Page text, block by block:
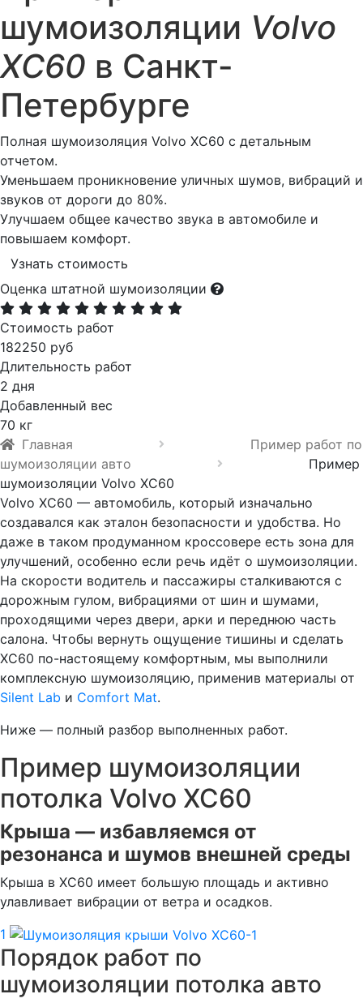
шумоизоляции Volvo
XC60 в Санкт-
Петербурге
Полная шумоизоляция Volvo XC60 с детальным
отчетом.
Уменьшаем проникновение уличных шумов, вибраций и
звуков от дороги до 80%.
Улучшаем общее качество звука в автомобиле и
повышаем комфорт.
Узнать стоимость
Оценка штатной шумоизоляции
Стоимость работ
182250 руб
Длительность работ
2 дня
Добавленный вес
70 кг
Главная
Пример работ по
шумоизоляции авто
Пример
шумоизоляции Volvo XC60
Volvo XC60 — автомобиль, который изначально
создавался как эталон безопасности и удобства. Но
даже в таком продуманном кроссовере есть зона для
улучшений, особенно если речь идёт о шумоизоляции.
На скорости водитель и пассажиры сталкиваются с
дорожным гулом, вибрациями от шин и шумами,
проходящими через двери, арки и переднюю часть
салона. Чтобы вернуть ощущение тишины и сделать
XC60 по-настоящему комфортным, мы выполнили
комплексную шумоизоляцию, применив материалы от
Silent Lab и Comfort Mat.
Ниже — полный разбор выполненных работ.
Пример шумоизоляции
потолка Volvo XC60
Крыша — избавляемся от
резонанса и шумов внешней среды
Крыша в XC60 имеет большую площадь и активно
улавливает вибрации от ветра и осадков.
1
Порядок работ по
шумоизоляции потолка авто